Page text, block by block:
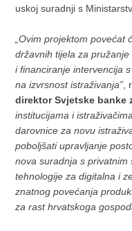
uskoj suradnji s
„Ovim projektom
državnih tijela za
i financiranje intervencija
na izvrsnost istraživanja”
direktor Svjetske banke
institucijama i
darovnice za novu
poboljšati upravljanje
nova suradnja s
tehnologije za digitalna i
znatnog povećanja
za rast hrvatskoga